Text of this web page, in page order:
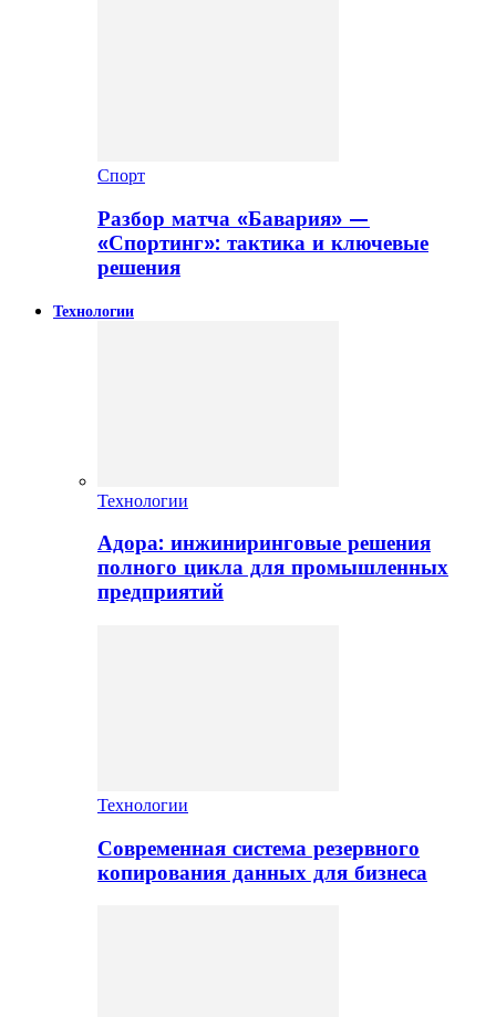
Спорт
Разбор матча «Бавария» —
«Спортинг»: тактика и ключевые
решения
Технологии
Технологии
Адора: инжиниринговые решения
полного цикла для промышленных
предприятий
Технологии
Современная система резервного
копирования данных для бизнеса